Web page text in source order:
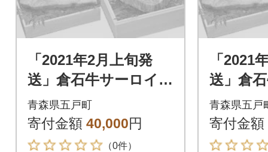
「2021年2月上旬発
送」倉石牛サーロイ
ン 200g×1枚・倉石
牛ヒレ 150g×1枚セ
ット
青森県五戸町
寄付金額 40,000円
（0件）
「2021
送」倉
ン
牛ヒレ
ット
青森県五戸
寄付金額